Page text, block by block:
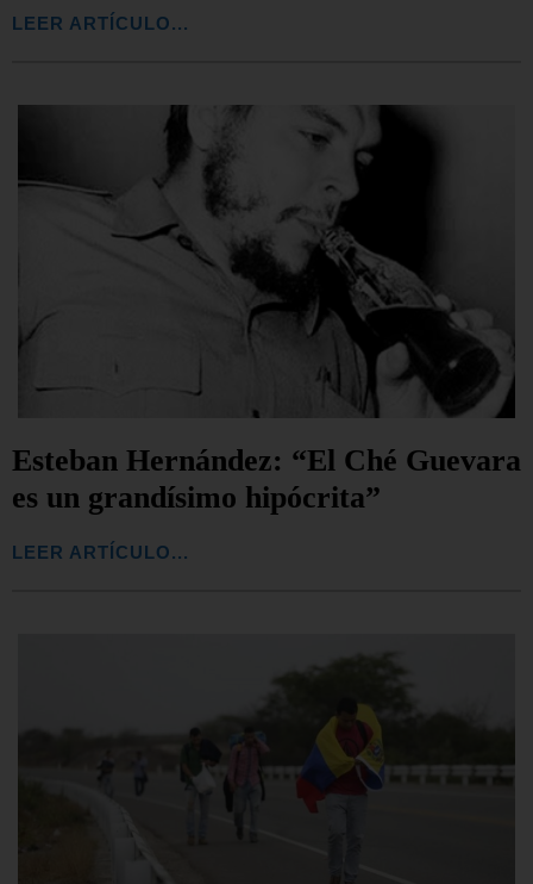
LEER ARTÍCULO...
Esteban Hernández: “El Ché Guevara
es un grandísimo hipócrita”
LEER ARTÍCULO...